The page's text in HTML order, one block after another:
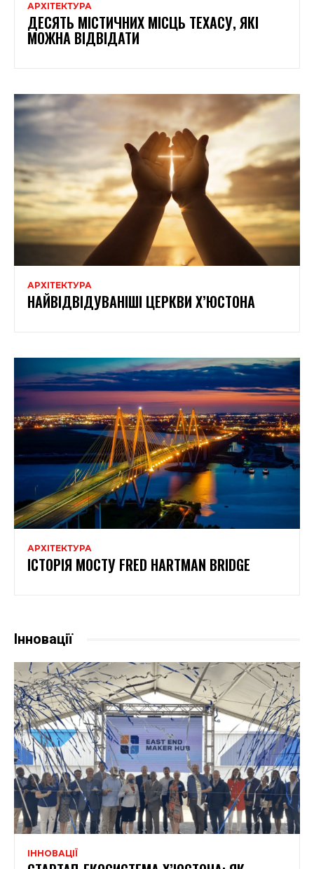
АРХІТЕКТУРА
ДЕСЯТЬ МІСТИЧНИХ МІСЦЬ ТЕХАСУ, ЯКІ
МОЖНА ВІДВІДАТИ
АРХІТЕКТУРА
НАЙВІДВІДУВАНІШІ ЦЕРКВИ Х’ЮСТОНА
АРХІТЕКТУРА
ІСТОРІЯ МОСТУ FRED HARTMAN BRIDGE
Інновації
ІННОВАЦІЇ